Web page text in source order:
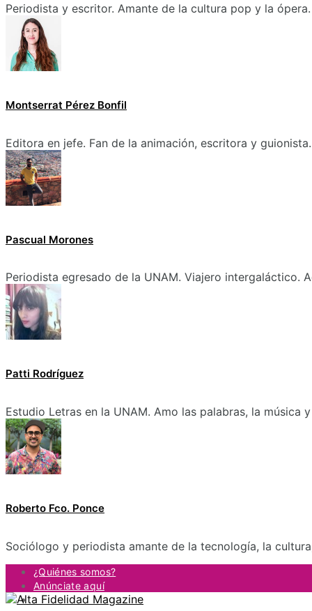
Periodista y escritor. Amante de la cultura pop y la ópera.
Montserrat Pérez Bonfil
Editora en jefe. Fan de la animación, escritora y guionista.
Pascual Morones
Periodista egresado de la UNAM. Viajero intergaláctico.
Patti Rodríguez
Estudio Letras en la UNAM. Amo las palabras, la música
Roberto Fco. Ponce
Sociólogo y periodista amante de la tecnología, la
¿Quiénes somos?
Anúnciate aquí
Contacto